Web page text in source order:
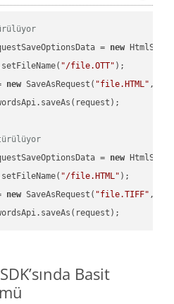
= new
"/file.OTT" );
new SaveAsRequest( "file.HTML"
= new
"/file.HTML" );
new SaveAsRequest( "file.TIFF"
Basit